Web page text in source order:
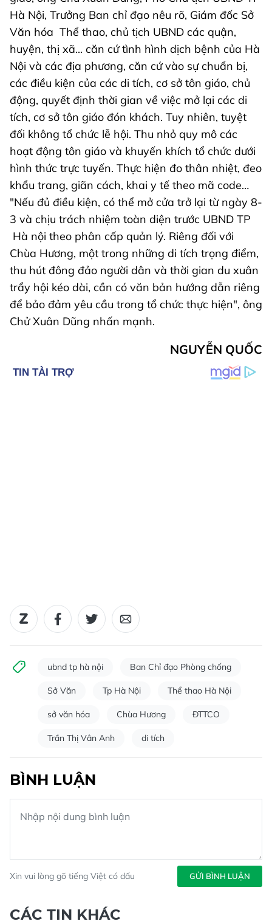
Hà Nội, Trưởng Ban chỉ đạo nêu rõ, Giám đốc Sở
Văn hóa Thể thao, chủ tịch UBND các quận,
huyện, thị xã... căn cứ tình hình dịch bệnh của Hà
Nội và các địa phương, căn cứ vào sự chuẩn bị,
các điều kiện của các di tích, cơ sở tôn giáo, chủ
động, quyết định thời gian về việc mở lại các di
tích, cơ sở tôn giáo đón khách. Tuy nhiên, tuyệt
đối không tổ chức lễ hội. Thu nhỏ quy mô các
hoạt động tôn giáo và khuyến khích tổ chức dưới
hình thức trực tuyến. Thực hiện đo thân nhiệt, đeo
khẩu trang, giãn cách, khai y tế theo mã code…
"Nếu đủ điều kiện, có thể mở cửa trở lại từ ngày 8-
3 và chịu trách nhiệm toàn diện trước UBND TP
Hà nội theo phân cấp quản lý. Riêng đối với
Chùa Hương, một trong những di tích trọng điểm,
thu hút đông đảo người dân và thời gian du xuân
trẩy hội kéo dài, cần có văn bản hướng dẫn riêng
để bảo đảm yêu cầu trong tổ chức thực hiện", ông
Chử Xuân Dũng nhấn mạnh.
NGUYỄN QUỐC
ubnd tp hà nội Ban Chỉ đạo Phòng chống
Sở Văn Tp Hà Nội Thể thao Hà Nội
sở văn hóa Chùa Hương ĐTTCO
Trần Thị Vân Anh di tích
BÌNH LUẬN
Xin vui lòng gõ tiếng Việt có dấu GỬI BÌNH LUẬN
CÁC TIN KHÁC